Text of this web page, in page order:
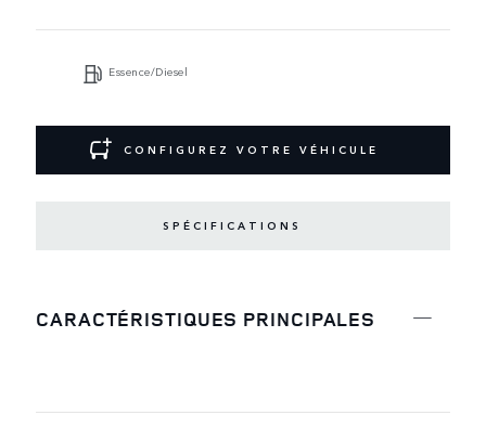
Essence/Diesel
CONFIGUREZ VOTRE VÉHICULE
SPÉCIFICATIONS
CARACTÉRISTIQUES PRINCIPALES